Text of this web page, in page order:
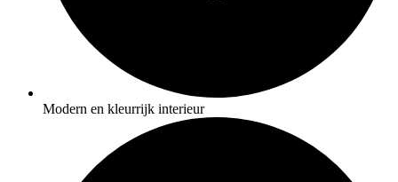
Modern en kleurrijk interieur